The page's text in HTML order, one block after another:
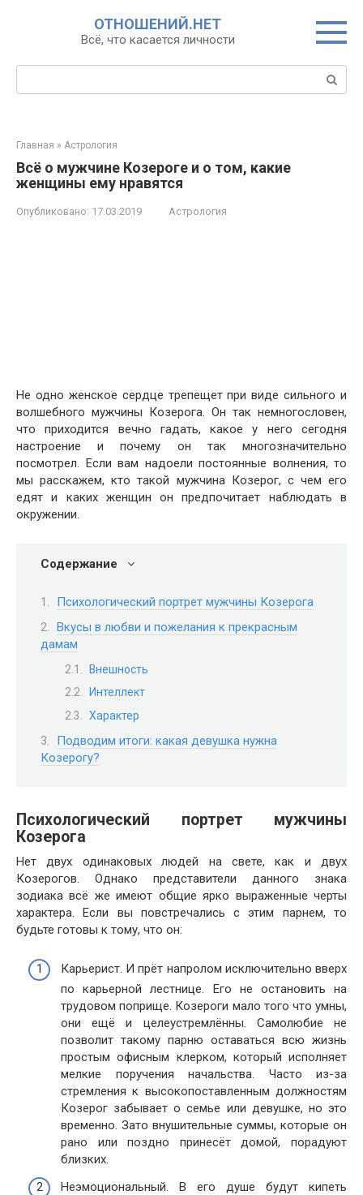
ОТНОШЕНИЙ.НЕТ
Всё, что касается личности
Поиск:
Главная » Астрология
Всё о мужчине Козероге и о том, какие
женщины ему нравятся
Опубликовано: 17.03.2019 Астрология
Не одно женское сердце трепещет при виде сильного и
волшебного мужчины Козерога. Он так немногословен,
что приходится вечно гадать, какое у него сегодня
настроение и почему он так многозначительно
посмотрел. Если вам надоели постоянные волнения, то
мы расскажем, кто такой мужчина Козерог, с чем его
едят и каких женщин он предпочитает наблюдать в
окружении.
Содержание
Психологический портрет мужчины Козерога
Вкусы в любви и пожелания к прекрасным
дамам
Внешность
Интеллект
Характер
Подводим итоги: какая девушка нужна
Козерогу?
Психологический портрет мужчины
Козерога
Нет двух одинаковых людей на свете, как и двух
Козерогов. Однако представители данного знака
зодиака всё же имеют общие ярко выраженные черты
характера. Если вы повстречались с этим парнем, то
будьте готовы к тому, что он:
Карьерист. И прёт напролом исключительно вверх
по карьерной лестнице. Его не остановить на
трудовом поприще. Козероги мало того что умны,
они ещё и целеустремлённы. Самолюбие не
позволит такому парню оставаться всю жизнь
простым офисным клерком, который исполняет
мелкие поручения начальства. Часто из-за
стремления к высокопоставленным должностям
Козерог забывает о семье или девушке, но это
временно. Зато внушительные суммы, которые он
рано или поздно принесёт домой, порадуют
близких.
Неэмоциональный. В его душе будут кипеть